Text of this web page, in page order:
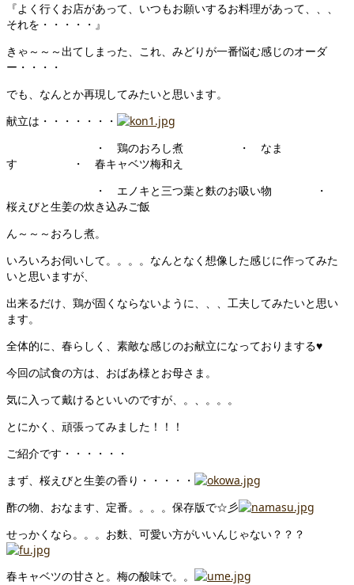
『よく行くお店があって、いつもお願いするお料理があって、、、
それを・・・・・』
きゃ～～～出てしまった、これ、みどりが一番悩む感じのオーダ
ー・・・・
でも、なんとか再現してみたいと思います。
献立は・・・・・・・
・ 鶏のおろし煮 ・ なま
す ・ 春キャベツ梅和え
・ エノキと三つ葉と麩のお吸い物 ・
桜えびと生姜の炊き込みご飯
ん～～～おろし煮。
いろいろお伺いして。。。。なんとなく想像した感じに作ってみた
いと思いますが、
出来るだけ、鶏が固くならないように、、、工夫してみたいと思い
ます。
全体的に、春らしく、素敵な感じのお献立になっておりまする♥
今回の試食の方は、おばあ様とお母さま。
気に入って戴けるといいのですが、。、。。。
とにかく、頑張ってみました！！！
ご紹介です・・・・・・
まず、桜えびと生姜の香り・・・・・
酢の物、おなます、定番。。。。保存版で☆彡
せっかくなら。。。お麩、可愛い方がいいんじゃない？？？
春キャベツの甘さと。梅の酸味で。。